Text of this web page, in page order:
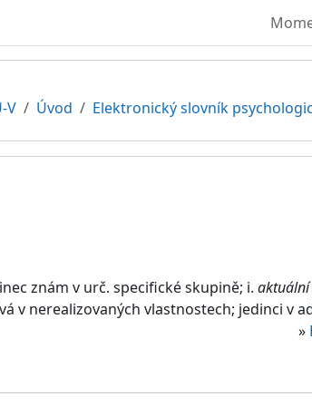
V Úvod Elektronický slovník
znám v urč. specifické skupině; i. aktuální
v nerealizovaných vlastnostech; jedinci v
»